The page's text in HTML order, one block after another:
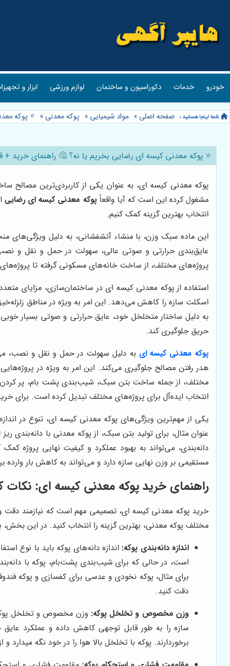
خودرو خدمات دکوراسیون و ساختمان لوازم ورزشی ابزار و
صفحه اصلی » مواد شیمیایی » پوکه معدنی » ⭐️ پوکه
⭐️ پوکه معدنی کیسه ای رضایی بخریم یا نه؟ 🤔 راهنمای خرید +
پوکه معدنی کیسه ای، به عنوان یکی از کاربردی‌ترین مصالح
مشغول کرده این است که آیا واقعاًپوکه معدنی کیسه ای رضایی
انتخاب بهترین گزینه کمک کنیم.
این ماده سبک وزن، با منشاء آتشفشانی، به دلیل ویژگی‌های
عایق‌بندی حرارتی و صوتی عالی، سهولت در حمل و نقل و
پروژه‌های مختلف، از ساخت خانه‌های مسکونی گرفته تا پروژه‌های
استفاده از پوکه معدنی کیسه ای در ساختمان‌سازی، مزایای
اسکلت سازه را کاهش می‌دهد. این امر به ویژه در مناطق
به دلیل ساختار متخلخل خود، عایق حرارتی و صوتی بسیار
حریق جلوگیری کند.
پوکه معدنی کیسه ای به دلیل سهولت در حمل و نقل و نصب،
هدر رفتن مصالح جلوگیری می‌کند. این امر به ویژه در
مختلف، از جمله ساخت بتن سبک، شیب‌بندی پشت بام، پر کردن
انتخاب ایده‌آل برای پروژه‌های مختلف تبدیل کرده است. برای
یکی از مهم‌ترین ویژگی‌های پوکه معدنی کیسه ای، تنوع در
عنوان مثال، برای تولید بتن سبک، از پوکه معدنی با
دانه‌بندی، می‌تواند به بهبود عملکرد و کیفیت نهایی پروژه
مستقیمی بر وزن نهایی سازه دارد و می‌تواند به کاهش بار
راهنمای خرید پوکه معدنی کیسه ای: نکات
خرید پوکه معدنی کیسه ای، تصمیمی مهم است که نیازمند دقت و
مختلف پوکه معدنی، بهترین گزینه را انتخاب کنید. در این
اندازه دانه‌بندی پوکه: اندازه دانه‌های پوکه باید با نوع
است، در حالی که برای شیب‌بندی پشت‌بام، پوکه با
برای مثال، پوکه نخودی و عدسی برای کفسازی و پوکه
دقت کنید.
وزن مخصوص و تخلخل پوکه: وزن مخصوص و تخلخل
سازه را به طور قابل توجهی کاهش داده و عملکرد
برخوردارند. پوکه با تخلخل بالا هوا را در خود نگه